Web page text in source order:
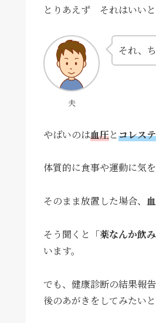
とりあえず それはいい
夫
それ、
やばいのは血圧とコレス
体質的に食事や運動に気
そのまま放置した場合、
そう聞くと「薬なんか飲
います。
でも、健康診断の結果報
後のあがきをしてみたいと